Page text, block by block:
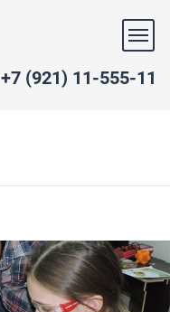
+7 (921) 11-555-11